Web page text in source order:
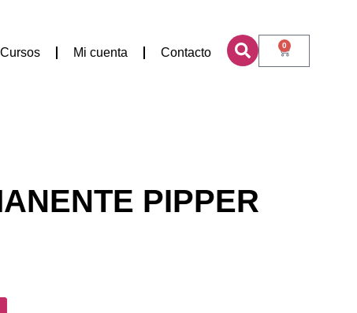
Cursos Mi cuenta Contacto
0
PIPPER